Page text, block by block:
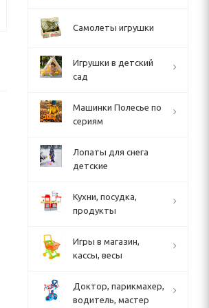
Самолеты игрушки
Игрушки в детский
сад
Машинки Полесье по
сериям
Лопаты для снега
детские
Кухни, посудка,
продукты
Игры в магазин,
кассы, весы
Доктор, парикмахер,
водитель, мастер